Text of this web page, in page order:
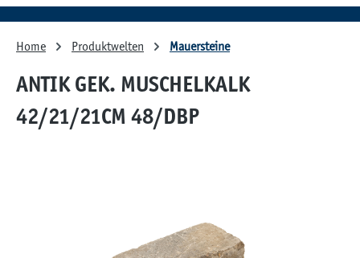
Home Produktwelten Mauersteine
ANTIK GEK. MUSCHELKALK
42/21/21CM 48/DBP